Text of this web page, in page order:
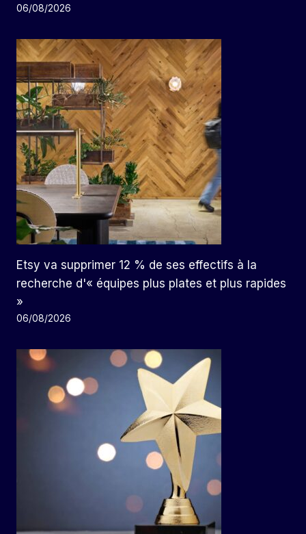
06/08/2026
Etsy va supprimer 12 % de ses effectifs à la
recherche d'« équipes plus plates et plus rapides
»
06/08/2026